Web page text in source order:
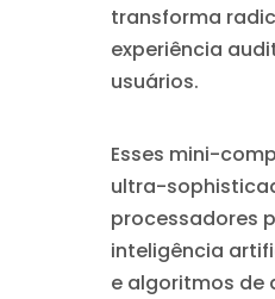
transforma
experiência
usuários.
Esses mini-
ultra-
processadores
inteligência
e algoritmos de